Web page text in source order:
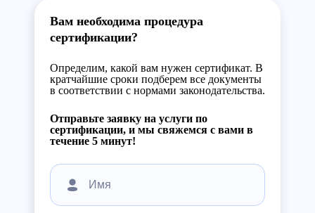
Вам необходима процедура
сертификации?
Определим, какой вам нужен сертификат. В
кратчайшие сроки подберем все документы
в соответствии с нормами законодательства.
Отправьте заявку на услуги по
сертификации, и мы свяжемся с вами в
течение 5 минут!